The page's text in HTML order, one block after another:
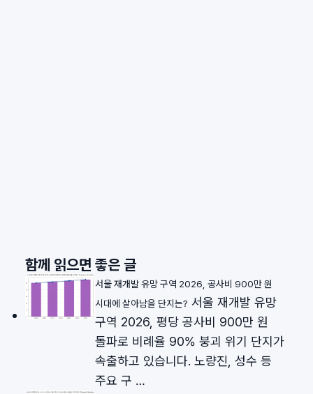
함께 읽으면 좋은 글
서울 재개발 유망 구역 2026, 공사비 900만 원
시대에 살아남을 단지는? 서울 재개발 유망
구역 2026, 평당 공사비 900만 원
돌파로 비례율 90% 붕괴 위기 단지가
속출하고 있습니다. 노량진, 성수 등
주요 구 …